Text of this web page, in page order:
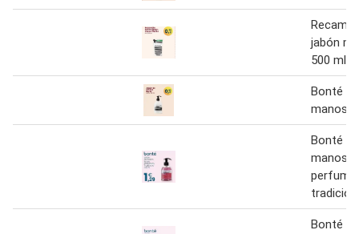
jabón
500 ml
Bonté -
manos
Bonté -
manos
Bonté -